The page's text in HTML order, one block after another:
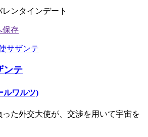
ンタインデート
ンテ
ルワルツ)
た外交大使が、交渉を用いて宇宙を